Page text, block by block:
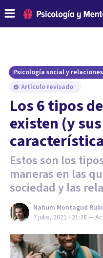
Psicología social y
Artículo revisado
Los 6 tipos
existen (y sus
Estos son los
maneras en las
sociedad y las
Nahum Montagud
7 julio, 2021 - 21:28 —